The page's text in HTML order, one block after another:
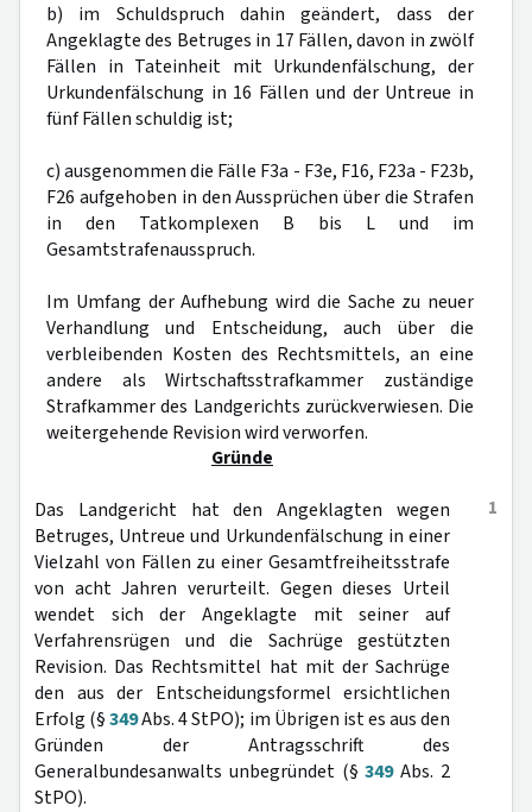
b) im Schuldspruch dahin geändert, dass der
Angeklagte des Betruges in 17 Fällen, davon in zwölf
Fällen in Tateinheit mit Urkundenfälschung, der
Urkundenfälschung in 16 Fällen und der Untreue in
fünf Fällen schuldig ist;
c) ausgenommen die Fälle F3a - F3e, F16, F23a - F23b,
F26 aufgehoben in den Aussprüchen über die Strafen
in den Tatkomplexen B bis L und im
Gesamtstrafenausspruch.
Im Umfang der Aufhebung wird die Sache zu neuer
Verhandlung und Entscheidung, auch über die
verbleibenden Kosten des Rechtsmittels, an eine
andere als Wirtschaftsstrafkammer zuständige
Strafkammer des Landgerichts zurückverwiesen. Die
weitergehende Revision wird verworfen.
Gründe
1
Das Landgericht hat den Angeklagten wegen
Betruges, Untreue und Urkundenfälschung in einer
Vielzahl von Fällen zu einer Gesamtfreiheitsstrafe
von acht Jahren verurteilt. Gegen dieses Urteil
wendet sich der Angeklagte mit seiner auf
Verfahrensrügen und die Sachrüge gestützten
Revision. Das Rechtsmittel hat mit der Sachrüge
den aus der Entscheidungsformel ersichtlichen
Erfolg (§349Abs. 4 StPO); im Übrigen ist es aus den
Gründen der Antragsschrift des
Generalbundesanwalts unbegründet (§349Abs. 2
StPO).